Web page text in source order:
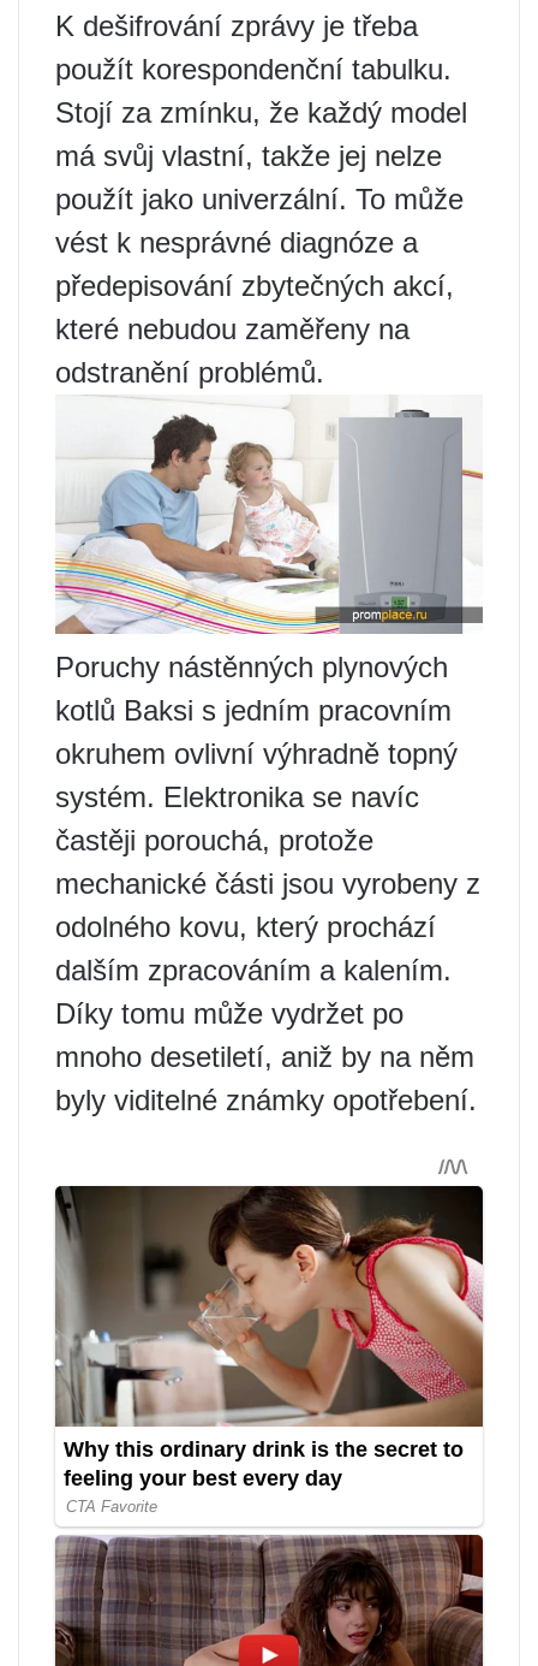
K dešifrování zprávy je třeba
použít korespondenční tabulku.
Stojí za zmínku, že každý model
má svůj vlastní, takže jej nelze
použít jako univerzální. To může
vést k nesprávné diagnóze a
předepisování zbytečných akcí,
které nebudou zaměřeny na
odstranění problémů.
Poruchy nástěnných plynových
kotlů Baksi s jedním pracovním
okruhem ovlivní výhradně topný
systém. Elektronika se navíc
častěji porouchá, protože
mechanické části jsou vyrobeny z
odolného kovu, který prochází
dalším zpracováním a kalením.
Díky tomu může vydržet po
mnoho desetiletí, aniž by na něm
byly viditelné známky opotřebení.